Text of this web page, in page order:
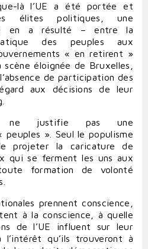
là l’UE a été portée et
élites politiques, une
en a résulté – entre la
des peuples aux
« en retirent »
éloignée de Bruxelles,
de participation des
aux décisions de leur
ne justifie pas une
peuples ». Seul le populisme
projeter la caricature de
qui se ferment les uns aux
formation de volonté
prennent conscience,
à la conscience, à quelle
de l’UE influent sur leur
qu’ils trouveront à